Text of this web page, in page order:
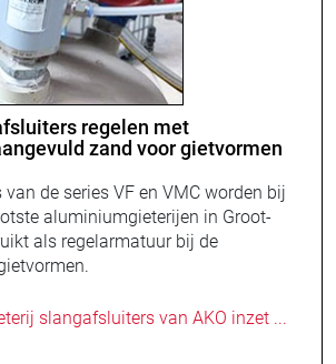
regelen met
zand voor gietvormen
de series VF en VMC worden bij
aluminiumgieterijen in Groot-
als regelarmatuur bij de
slangafsluiters van AKO inzet ...